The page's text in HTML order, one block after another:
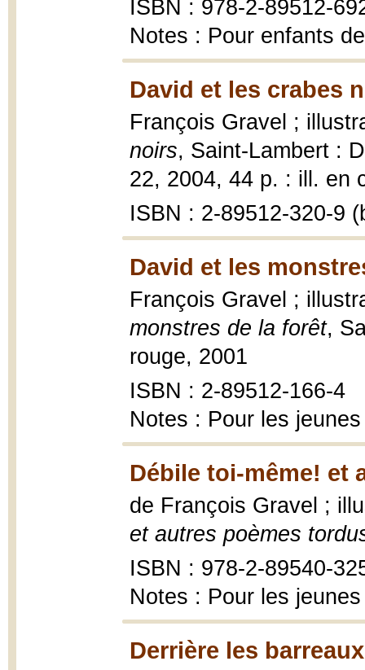
ISBN : 978-2-89512-
Notes : Pour enfants
David et les crabes
François Gravel ;
noirs, Saint-Lambert :
22, 2004, 44 p. : ill. en
ISBN : 2-89512-320-9
David et les
François Gravel ;
monstres de la forêt,
rouge, 2001
ISBN : 2-89512-166-4
Notes : Pour les
Débile toi-même! et
de François Gravel ;
et autres poèmes
ISBN : 978-2-89540-
Notes : Pour les jeunes
Derrière les